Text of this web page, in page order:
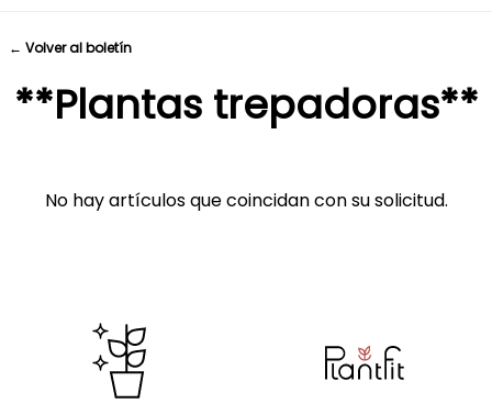
**Plantas trepadoras**
← Volver al boletín
No hay artículos que coincidan con su solicitud.